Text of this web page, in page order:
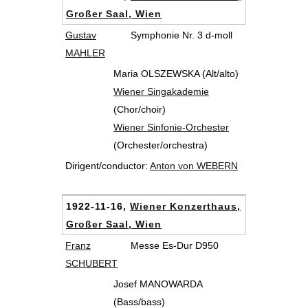
Großer Saal, Wien
Gustav
MAHLER
Symphonie Nr. 3 d-moll
Maria OLSZEWSKA (Alt/alto)
Wiener Singakademie
(Chor/choir)
Wiener Sinfonie-Orchester
(Orchester/orchestra)
Dirigent/conductor: Anton von WEBERN
1922-11-16, Wiener Konzerthaus,
Großer Saal, Wien
Franz
SCHUBERT
Messe Es-Dur D950
Josef MANOWARDA
(Bass/bass)